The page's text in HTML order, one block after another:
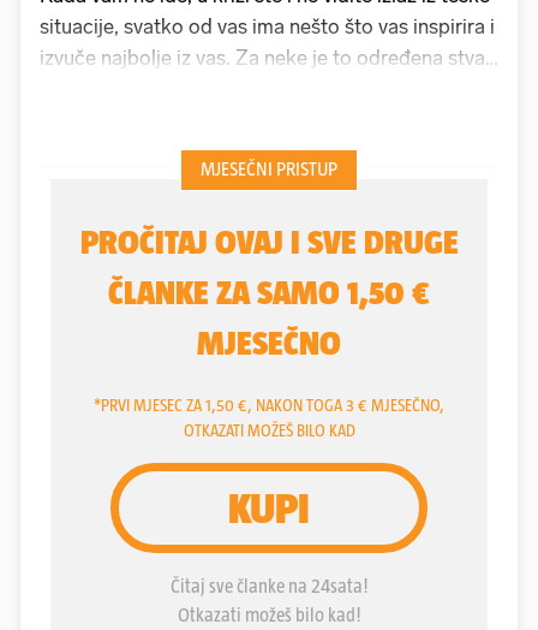
situacije, svatko od vas ima nešto što vas inspirira i
izvuče najbolje iz vas. Za neke je to određena stvar,